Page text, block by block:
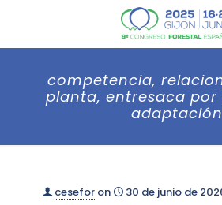
competencia,
planta, entresaca por
adaptación
cesefor on 30 de junio de